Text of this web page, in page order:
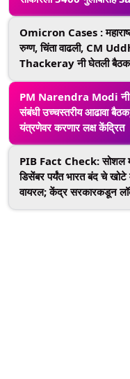
Omicron Cases :
रुग्ण, चिंता वाढली, CM
Thackeray नी घेतली बैठक,
लागण्याची शक्यता
PM Narendra Modi नी
संबंधी उच्चस्तरीय आढावा
यंत्रणेवर करणार लक्ष केंद्रित
PIB Fact Check: सोशल
डिसेंबर पर्यंत भारत बंद चे
वायरल; केंद्र सरकारकडून